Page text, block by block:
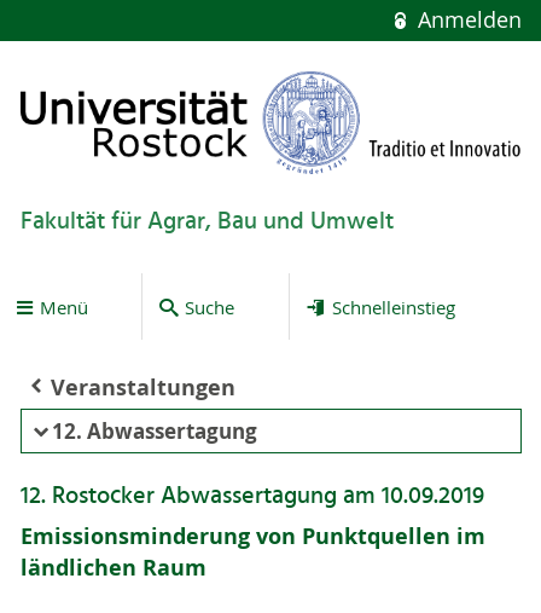
Anmelden
Fakultät für Agrar, Bau und Umwelt
Menü Suche Schnelleinstieg
Veranstaltungen
12. Abwassertagung
12. Rostocker Abwassertagung am 10.09.2019
Emissionsminderung von Punktquellen im
ländlichen Raum